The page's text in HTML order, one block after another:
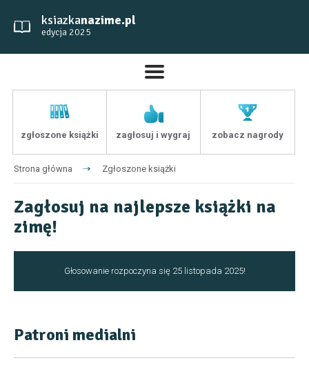
ksiazkanazime.pl
edycja 2025
zgłoszone książki zagłosuj i wygraj zobacz nagrody
Strona główna Zgłoszone książki
Zagłosuj na najlepsze książki na
zimę!
Głosowanie rozpoczyna się 25 listopada 2025!
Patroni medialni